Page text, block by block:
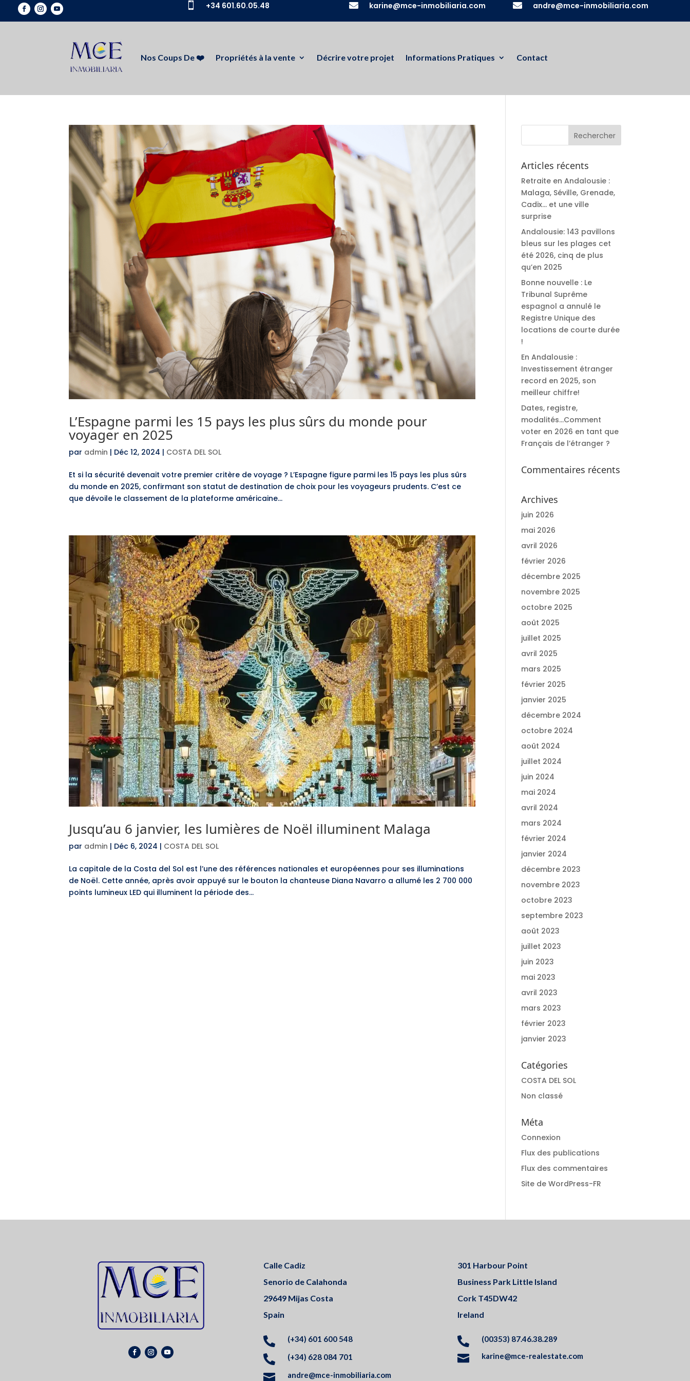
 +34 601.60.05.48  karine@mce-inmobiliaria.com  andre@mce-inmobiliaria.com
Nos Coups De ❤️ Propriétés à la vente Décrire votre projet Informations Pratiques Contact
L’Espagne parmi les 15 pays les plus sûrs du monde pour
voyager en 2025
par admin | Déc 12, 2024 | COSTA DEL SOL
Et si la sécurité devenait votre premier critère de voyage ? L’Espagne figure parmi les 15 pays les plus sûrs
du monde en 2025, confirmant son statut de destination de choix pour les voyageurs prudents. C’est ce
que dévoile le classement de la plateforme américaine...
Jusqu’au 6 janvier, les lumières de Noël illuminent Malaga
par admin | Déc 6, 2024 | COSTA DEL SOL
La capitale de la Costa del Sol est l’une des références nationales et européennes pour ses illuminations
de Noël. Cette année, après avoir appuyé sur le bouton la chanteuse Diana Navarro a allumé les 2 700 000
points lumineux LED qui illuminent la période des...
Articles récents
Retraite en Andalousie :
Malaga, Séville, Grenade,
Cadix… et une ville
surprise
Andalousie: 143 pavillons
bleus sur les plages cet
été 2026, cinq de plus
qu’en 2025
Bonne nouvelle : Le
Tribunal Suprême
espagnol a annulé le
Registre Unique des
locations de courte durée
!
En Andalousie :
Investissement étranger
record en 2025, son
meilleur chiffre!
Dates, registre,
modalités…Comment
voter en 2026 en tant que
Français de l’étranger ?
Commentaires récents
Archives
juin 2026
mai 2026
avril 2026
février 2026
décembre 2025
novembre 2025
octobre 2025
août 2025
juillet 2025
avril 2025
mars 2025
février 2025
janvier 2025
décembre 2024
octobre 2024
août 2024
juillet 2024
juin 2024
mai 2024
avril 2024
mars 2024
février 2024
janvier 2024
décembre 2023
novembre 2023
octobre 2023
septembre 2023
août 2023
juillet 2023
juin 2023
mai 2023
avril 2023
mars 2023
février 2023
janvier 2023
Catégories
COSTA DEL SOL
Non classé
Méta
Connexion
Flux des publications
Flux des commentaires
Site de WordPress-FR
Calle Cadiz
Senorio de Calahonda
29649 Mijas Costa
Spain
 (+34) 601 600 548
 (+34) 628 084 701
 andre@mce-inmobiliaria.com
301 Harbour Point
Business Park Little Island
Cork T45DW42
Ireland
 (00353) 87.46.38.289
 karine@mce-realestate.com